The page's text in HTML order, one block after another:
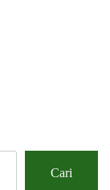
Cari